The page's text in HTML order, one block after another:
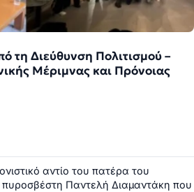
τη Διεύθυνση Πολιτισμού –
Μέριμνας και Πρόνοιας
αντίο του πατέρα του
πυροσβέστη Παντελή Διαμαντάκη που